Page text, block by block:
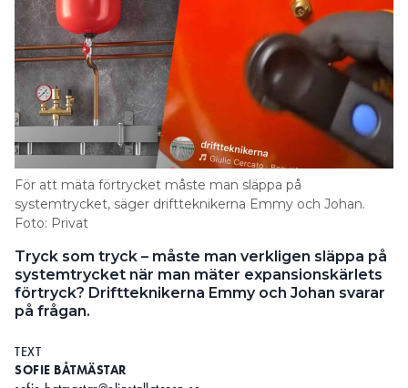
För att mäta förtrycket måste man släppa på
systemtrycket, säger driftteknikerna Emmy och Johan.
Foto: Privat
Tryck som tryck – måste man verkligen släppa på
systemtrycket när man mäter expansionskärlets
förtryck? Driftteknikerna Emmy och Johan svarar
på frågan.
TEXT
SOFIE BÅTMÄSTAR